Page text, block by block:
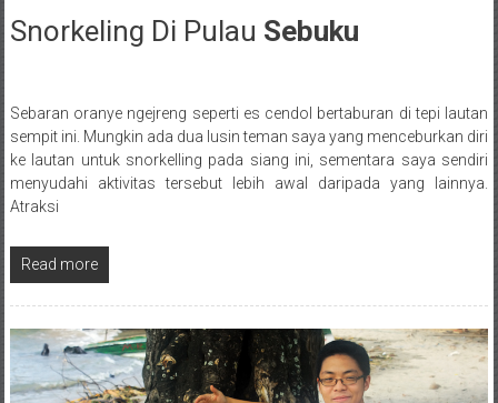
22 February 2017
Snorkeling Di Pulau Sebuku
Posted By: wirawan
Sebaran oranye ngejreng seperti es cendol bertaburan di tepi lautan
sempit ini. Mungkin ada dua lusin teman saya yang menceburkan diri
ke lautan untuk snorkelling pada siang ini, sementara saya sendiri
menyudahi aktivitas tersebut lebih awal daripada yang lainnya.
Atraksi
Read more